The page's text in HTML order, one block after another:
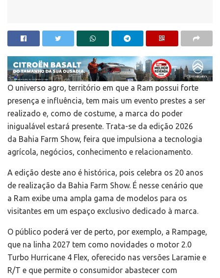
O universo agro, território em que a Ram possui forte
presença e influência, tem mais um evento prestes a ser
realizado e, como de costume, a marca do poder
inigualável estará presente. Trata-se da edição 2026
da Bahia Farm Show, feira que impulsiona a tecnologia
agrícola, negócios, conhecimento e relacionamento.
A edição deste ano é histórica, pois celebra os 20 anos
de realização da Bahia Farm Show. É nesse cenário que
a Ram exibe uma ampla gama de modelos para os
visitantes em um espaço exclusivo dedicado à marca.
O público poderá ver de perto, por exemplo, a Rampage,
que na linha 2027 tem como novidades o motor 2.0
Turbo Hurricane 4 Flex, oferecido nas versões Laramie e
R/T e que permite o consumidor abastecer com